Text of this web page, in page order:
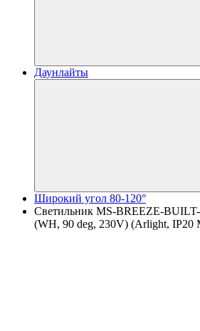
Даунлайты
Широкий угол 80-120°
Светильник MS-BREEZE-
(WH, 90 deg, 230V) (Arlight, IP20